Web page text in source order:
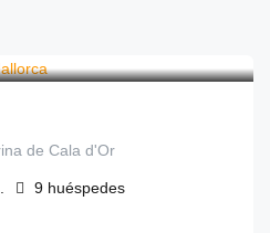
de Cala d'Or
9 huéspedes